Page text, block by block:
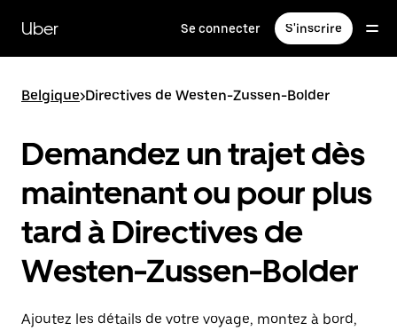
contenu
principal
Uber Se connecter S'inscrire
Belgique>Directives de Westen-Zussen-Bolder
Demandez un trajet dès
maintenant ou pour plus
tard à Directives de
Westen-Zussen-Bolder
Ajoutez les détails de votre voyage, montez à bord,